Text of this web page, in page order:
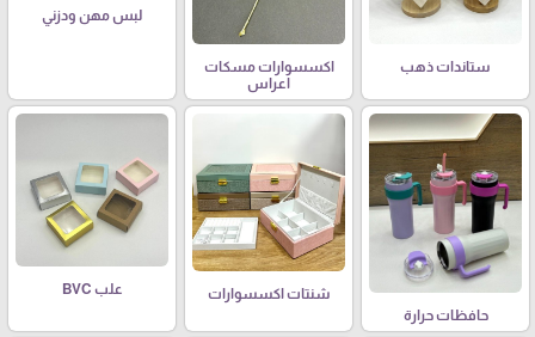
ستاندات ذهب
اكسسوارات مسكات
اعراس
لبس مهن ودزني
حافظات حرارة
شنتات اكسسوارات علب BVC